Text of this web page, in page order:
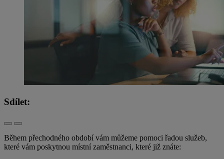
Sdílet:
Během přechodného období vám můžeme pomoci řadou služeb,
které vám poskytnou místní zaměstnanci, které již znáte: